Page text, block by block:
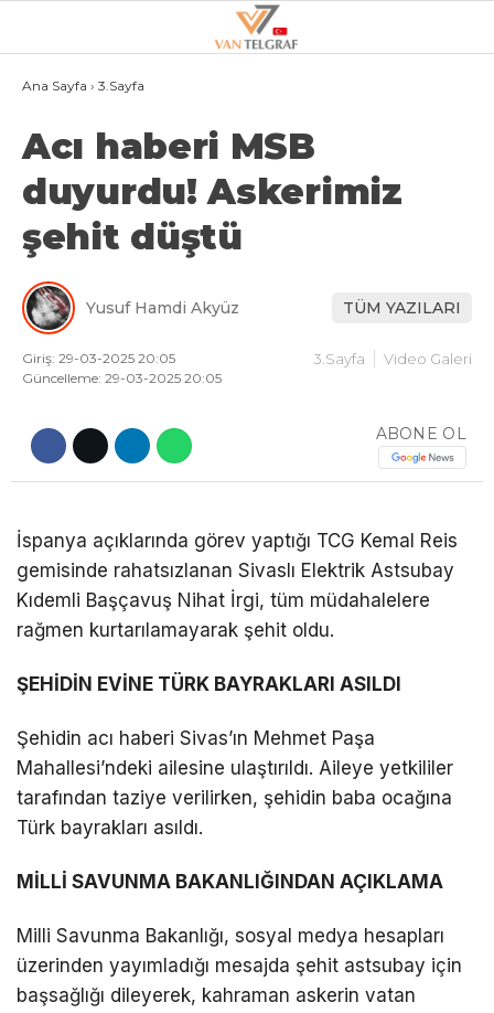
WhatsApp İhbar
Facebook
TikTok
27.4°
GALERİ VİDEO
VAN
BÖLGE
GÜNDEM
SPOR
MAGAZIN
DÜNYA
EĞITIM
DIĞER
Ana Sayfa › 3.Sayfa
Acı haberi MSB
duyurdu! Askerimiz
şehit düştü
Yusuf Hamdi Akyüz TÜM YAZILARI
Giriş: 29-03-2025 20:05
Güncelleme: 29-03-2025 20:05
3.Sayfa Video Galeri
ABONE OL
İspanya açıklarında görev yaptığı TCG Kemal Reis
gemisinde rahatsızlanan Sivaslı Elektrik Astsubay
Kıdemli Başçavuş Nihat İrgi, tüm müdahalelere
rağmen kurtarılamayarak şehit oldu.
ŞEHİDİN EVİNE TÜRK BAYRAKLARI ASILDI
Şehidin acı haberi Sivas’ın Mehmet Paşa
Mahallesi’ndeki ailesine ulaştırıldı. Aileye yetkililer
tarafından taziye verilirken, şehidin baba ocağına
Türk bayrakları asıldı.
MİLLİ SAVUNMA BAKANLIĞINDAN AÇIKLAMA
Milli Savunma Bakanlığı, sosyal medya hesapları
üzerinden yayımladığı mesajda şehit astsubay için
başsağlığı dileyerek, kahraman askerin vatan